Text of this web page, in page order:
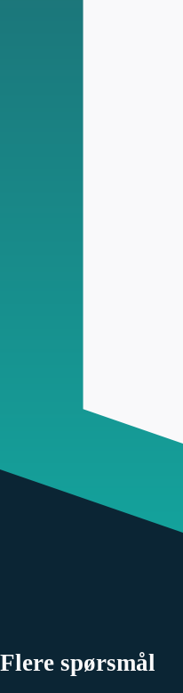
Flere spørsmål